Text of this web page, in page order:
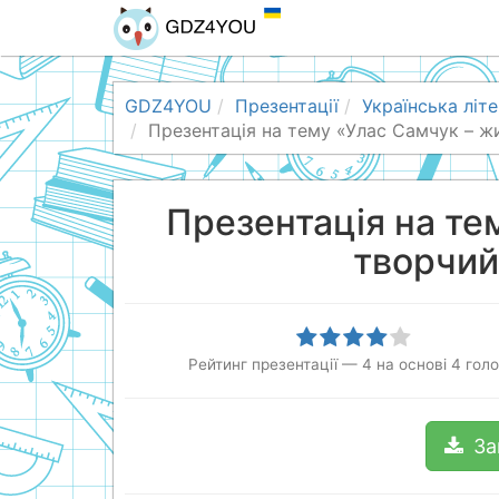
GDZ4YOU Презентації
Українська
Презентація на тему «Улас Самчук –
Презентація на
Рейтинг презентації — 4 на основі4